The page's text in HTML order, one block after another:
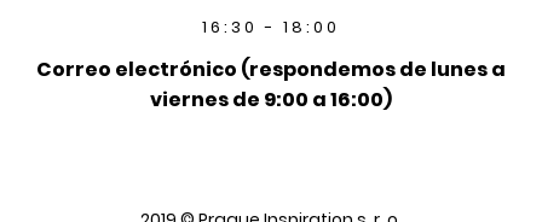
16:30 - 18:00
Correo electrónico (respondemos de lunes a
viernes de 9:00 a 16:00)